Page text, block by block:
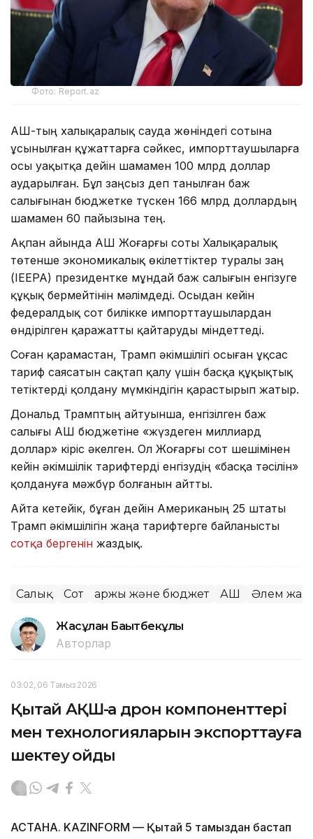
Фото: Report.az
АҚШ-тың халықаралық сауда жөніндегі сотына
ұсынылған құжаттарға сәйкес, импорттаушыларға
осы уақытқа дейін шамамен 100 млрд доллар
аударылған. Бұл заңсыз деп танылған баж
салығынан бюджетке түскен 166 млрд доллардың
шамамен 60 пайызына тең.
Ақпан айында АҚШ Жоғарғы соты Халықаралық
төтенше экономикалық өкілеттіктер туралы заң
(IEEPA) президентке мұндай баж салығын енгізуге
құқық бермейтінін мәлімдеді. Осыдан кейін
федералдық сот билікке импорттаушылардан
өндірілген қаражатты қайтаруды міндеттеді.
Соған қарамастан, Трамп әкімшілігі осыған ұқсас
тариф саясатын сақтап қалу үшін басқа құқықтық
тетіктерді қолдану мүмкіндігін қарастырып жатыр.
Дональд Трамптың айтуынша, енгізілген баж
салығы АҚШ бюджетіне «жүздеген миллиард
доллар» кіріс әкелген. Ол Жоғарғы сот шешімінен
кейін әкімшілік тарифтерді енгізудің «басқа тәсілін»
қолдануға мәжбүр болғанын айтты.
Айта кетейік, бұған дейін Американың 25 штаты
Трамп әкімшілігін жаңа тарифтерге байланысты
сотқа бергенін жаздық.
Салық Сот Қаржы және бюджет АҚШ Әлем
Жасұлан Бақытбекұлы
Авторлар
03:02, 06 Тамыз 2026
Қытай АҚШ-қа дрон компоненттері
мен технологияларын экспорттауға
шектеу қойды
АСТАНА. KAZINFORM — Қытай 5 тамыздан бастап